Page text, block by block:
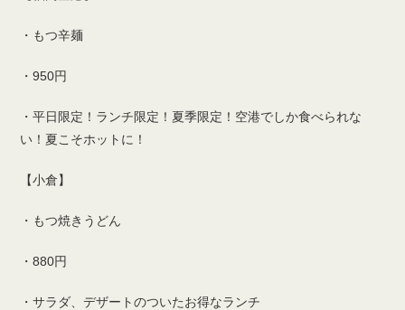
・もつ辛麺
・950円
・平日限定！ランチ限定！夏季限定！空港でしか食べられな
い！夏こそホットに！
【小倉】
・もつ焼きうどん
・880円
・サラダ、デザートのついたお得なランチ